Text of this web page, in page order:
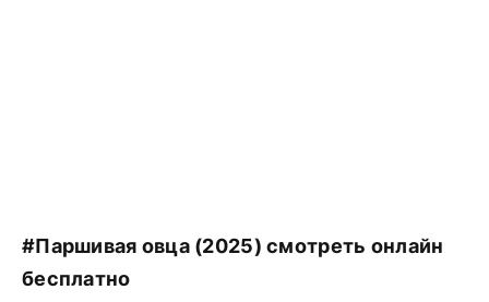
#Паршивая овца (2025) смотреть онлайн
бесплатно